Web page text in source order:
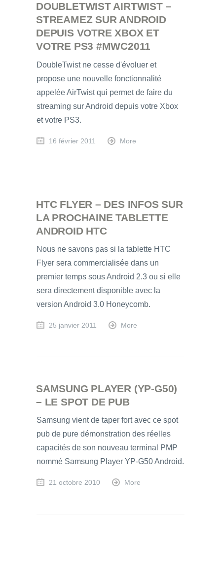
DOUBLETWIST AIRTWIST –
STREAMEZ SUR ANDROID
DEPUIS VOTRE XBOX ET
VOTRE PS3 #MWC2011
DoubleTwist ne cesse d'évoluer et
propose une nouvelle fonctionnalité
appelée AirTwist qui permet de faire du
streaming sur Android depuis votre Xbox
et votre PS3.
16 février 2011 More
HTC FLYER – DES INFOS SUR
LA PROCHAINE TABLETTE
ANDROID HTC
Nous ne savons pas si la tablette HTC
Flyer sera commercialisée dans un
premier temps sous Android 2.3 ou si elle
sera directement disponible avec la
version Android 3.0 Honeycomb.
25 janvier 2011 More
SAMSUNG PLAYER (YP-G50)
– LE SPOT DE PUB
Samsung vient de taper fort avec ce spot
pub de pure démonstration des réelles
capacités de son nouveau terminal PMP
nommé Samsung Player YP-G50 Android.
21 octobre 2010 More